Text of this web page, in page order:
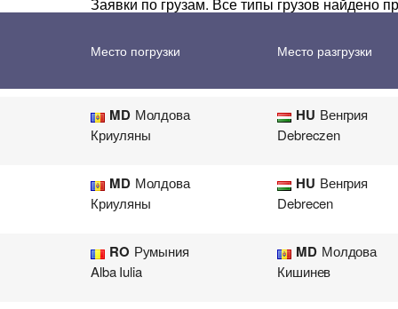
Перевозка цветов
Место погрузки Место разгрузки
TR Турция
MD Молдова
MD Молдова
Криуляны
HU Венгрия
Debreczen
MD Молдова
Криуляны
HU Венгрия
Debrecen
RO Румыния
Alba Iulia
MD Молдова
Кишинев